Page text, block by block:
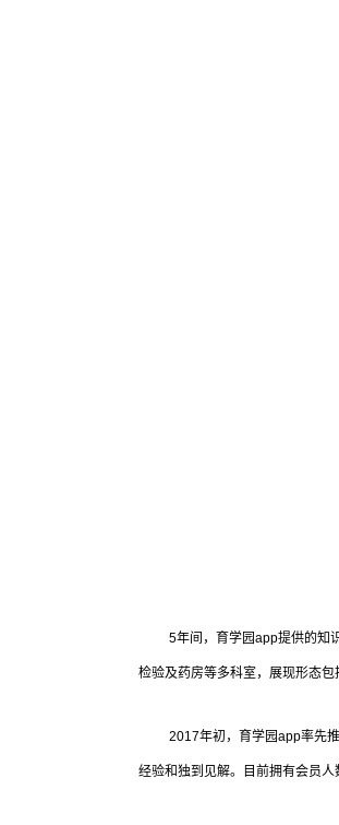
5年间，育学园app提供的知
检验及药房等多科室，展现形态
2017年初，育学园app率先
经验和独到见解。目前拥有会员人